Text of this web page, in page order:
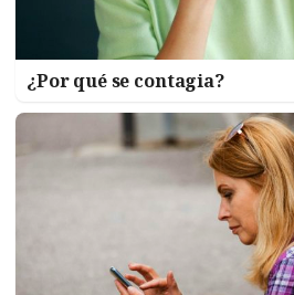
¿Por qué se contagia?